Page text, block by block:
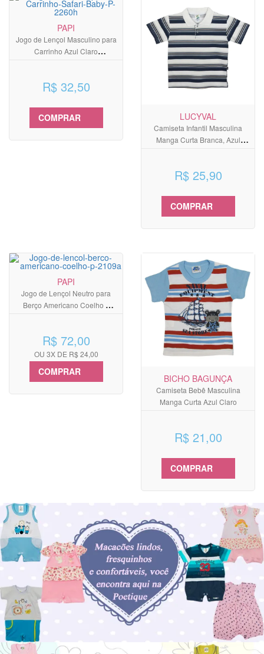
PAPI
Jogo de Lençol Masculino para
Carrinho Azul Claro
R$ 32,50
COMPRAR LUCYVAL
Camiseta Infantil Masculina
Manga Curta Branca, Azul
R$ 25,90
COMPRAR
PAPI
Jogo de Lençol Neutro para
Berço Americano Coelho 3
R$ 72,00
OU 3X DE R$ 24,00
COMPRAR
BICHO BAGUNÇA
Camiseta Bebê Masculina
Manga Curta Azul Claro
R$ 21,00
COMPRAR